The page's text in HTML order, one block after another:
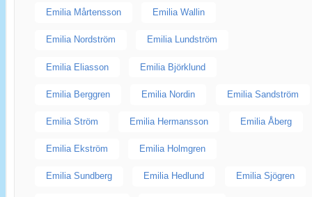
Emilia Mårtensson Emilia Wallin
Emilia Nordström Emilia Lundström
Emilia Eliasson Emilia Björklund
Emilia Berggren Emilia Nordin Emilia Sandström
Emilia Ström Emilia Hermansson Emilia Åberg
Emilia Ekström Emilia Holmgren
Emilia Sundberg Emilia Hedlund Emilia Sjögren